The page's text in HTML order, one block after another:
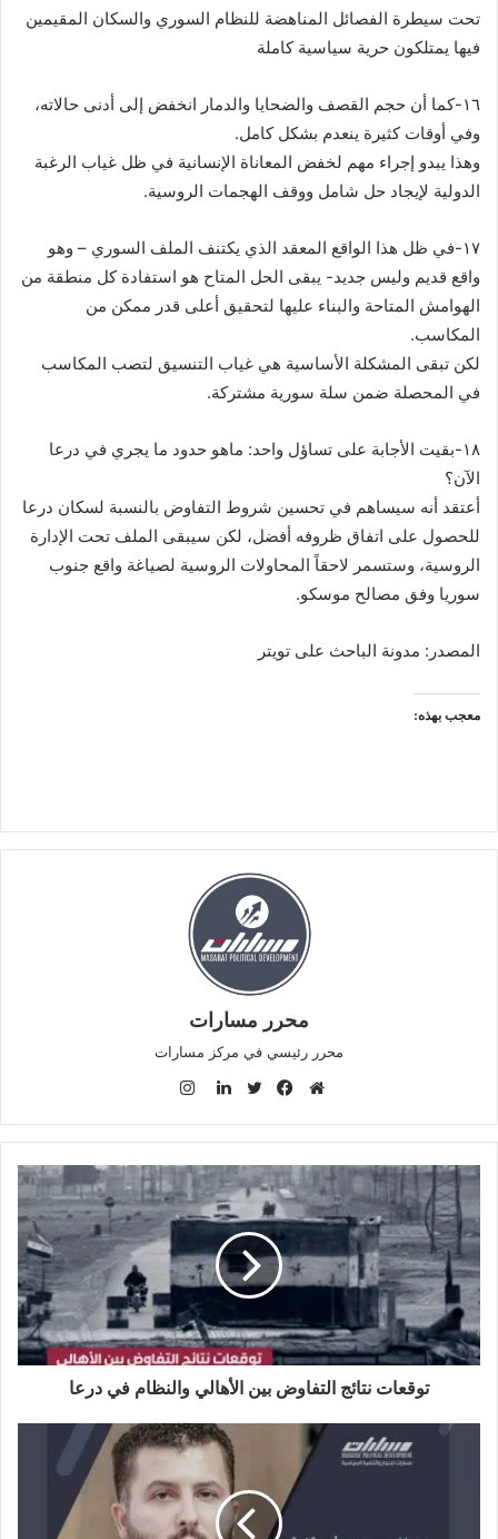
تحت سيطرة الفصائل المناهضة للنظام السوري والسكان المقيمين
فيها يمتلكون حرية سياسية كاملة
‏١٦-كما أن حجم القصف والضحايا والدمار انخفض إلى أدنى حالاته،
وفي أوقات كثيرة ينعدم بشكل كامل.
وهذا يبدو إجراء مهم لخفض المعاناة الإنسانية في ظل غياب الرغبة
الدولية لإيجاد حل شامل ووقف الهجمات الروسية.
‏١٧-في ظل هذا الواقع المعقد الذي يكتنف الملف السوري – وهو
واقع قديم وليس جديد- يبقى الحل المتاح هو استفادة كل منطقة من
الهوامش المتاحة والبناء عليها لتحقيق أعلى قدر ممكن من
المكاسب.
لكن تبقى المشكلة الأساسية هي غياب التنسيق لتصب المكاسب
في المحصلة ضمن سلة سورية مشتركة.
‏١٨-بقيت الأجابة على تساؤل واحد: ماهو حدود ما يجري في درعا
الآن؟
أعتقد أنه سيساهم في تحسين شروط التفاوض بالنسبة لسكان درعا
للحصول على اتفاق ظروفه أفضل، لكن سيبقى الملف تحت الإدارة
الروسية، وستسمر لاحقاً المحاولات الروسية لصياغة واقع جنوب
سوريا وفق مصالح موسكو.
المصدر: مدونة الباحث على تويتر
معجب بهذه:
محرر مسارات
محرر رئيسي في مركز مسارات
و
ق
ع
ا
ل
و
ب
ي
س
ب
و
ك
و
ي
ت
ر
ي
ن
ك
د
إ
ن
س
ت
ق
ر
ا
م
توقعات نتائج التفاوض بين الأهالي والنظام في درعا